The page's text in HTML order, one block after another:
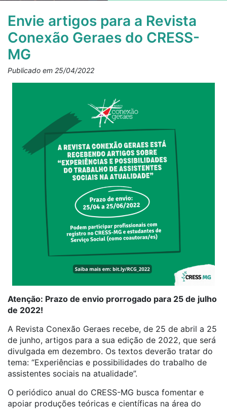
Envie artigos para a Revista
Conexão Geraes do CRESS-
MG
Publicado em 25/04/2022
Atenção: Prazo de envio prorrogado para 25 de julho
de 2022!
A Revista Conexão Geraes recebe, de 25 de abril a 25
de junho, artigos para a sua edição de 2022, que será
divulgada em dezembro. Os textos deverão tratar do
tema: “Experiências e possibilidades do trabalho de
assistentes sociais na atualidade”.
O periódico anual do CRESS-MG busca fomentar e
apoiar produções teóricas e científicas na área do